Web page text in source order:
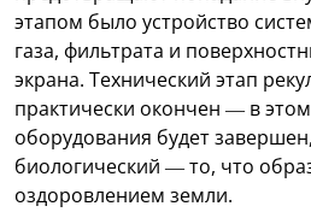
этапом было устройство
газа, фильтрата и
экрана. Технический этап
практически окончен — в
оборудования будет
биологический — то, что
оздоровлением земли.